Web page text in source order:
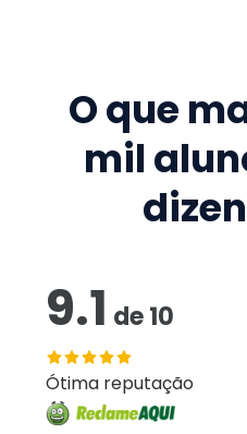
O que
mil
9.1 de10
Ótima reputação